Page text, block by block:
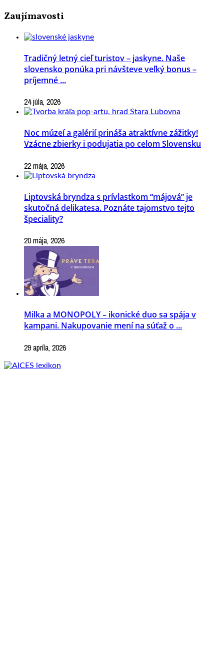
Zaujímavosti
Tradičný letný cieľ turistov – jaskyne. Naše
slovensko ponúka pri návšteve veľký bonus –
príjemné ...
24 júla, 2026
Noc múzeí a galérií prináša atraktívne zážitky!
Vzácne zbierky i podujatia po celom Slovensku
22 mája, 2026
Liptovská bryndza s prívlastkom “májová” je
skutočná delikatesa. Poznáte tajomstvo tejto
špeciality?
20 mája, 2026
Milka a MONOPOLY – ikonické duo sa spája v
kampani. Nakupovanie mení na súťaž o ...
29 apríla, 2026